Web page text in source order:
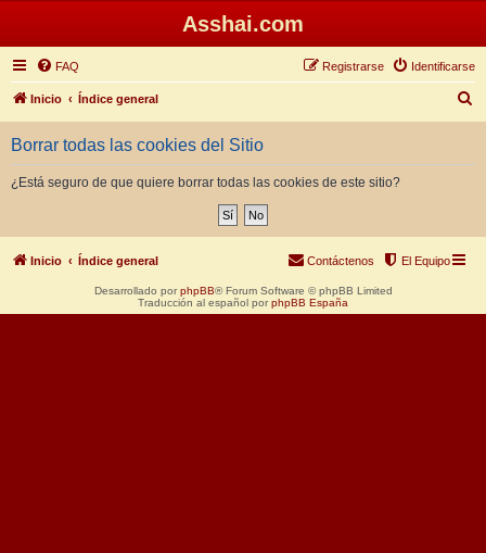
Asshai.com
FAQ Identificarse
Registrarse
Inicio Índice general
u
Borrar todas las cookies del Sitio
¿Está seguro de que quiere borrar todas las cookies de este sitio?
Inicio Índice general El Equipo
Contáctenos
Desarrollado por phpBB® Forum Software © phpBB Limited
Traducción al español por phpBB España